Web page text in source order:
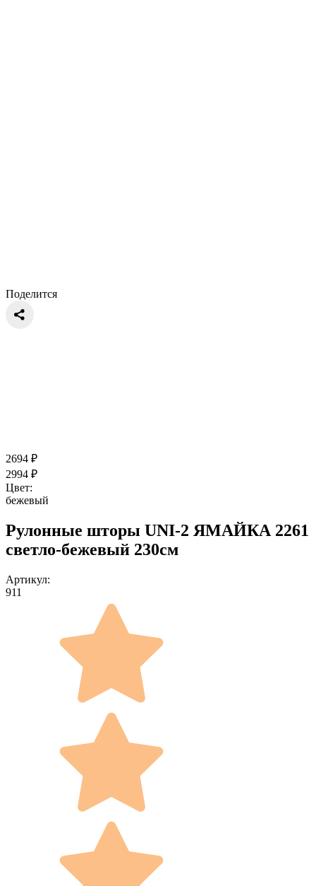
Поделится
2694 ₽
2994 ₽
Цвет:
бежевый
Рулонные шторы UNI-2 ЯМАЙКА 2261
светло-бежевый 230см
Артикул:
911